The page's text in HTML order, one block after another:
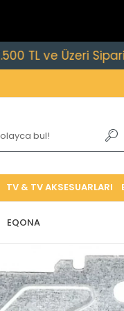
Üzeri Siparişlerde
TV & TV AKSESUARLARI
EQONA